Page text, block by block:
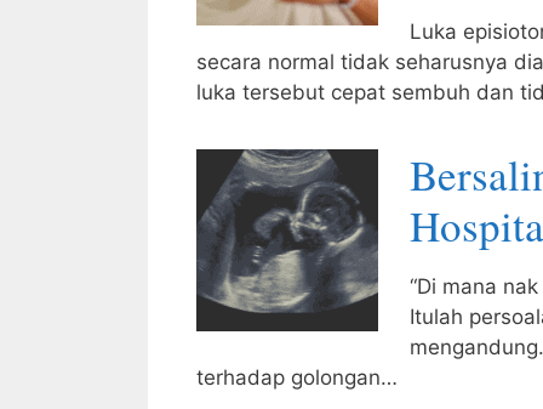
Luka
secara normal tidak seharusnya
luka tersebut cepat sembuh dan
“Di mana
Itulah
terhadap golongan…